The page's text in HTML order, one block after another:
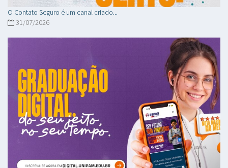
O Contato Seguro é um canal criado...
31/07/2026